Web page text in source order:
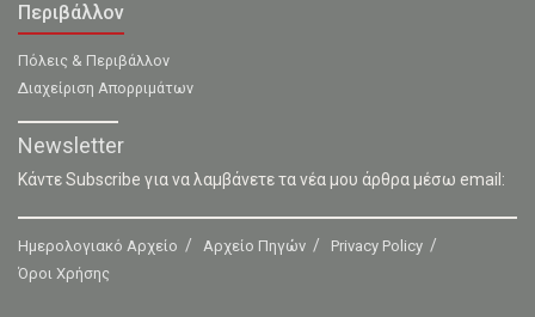
Περιβάλλον
Πόλεις & Περιβάλλον
Διαχείριση Απορριμάτων
Newsletter
Κάντε Subscribe για να λαμβάνετε τα νέα μου άρθρα μέσω email:
Ημερολογιακό Αρχείο Αρχείο Πηγών
Privacy Policy
Όροι Χρήσης